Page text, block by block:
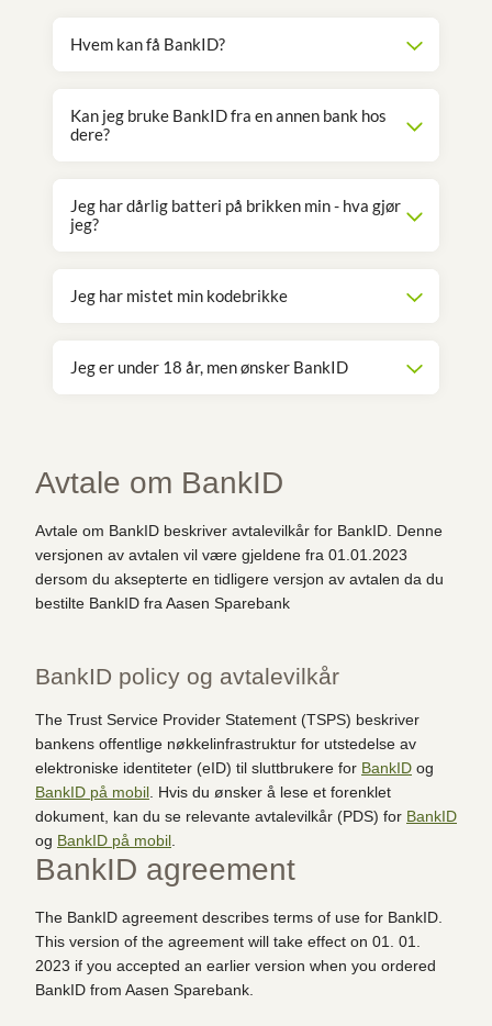
Hvem kan få BankID?
Kan jeg bruke BankID fra en annen bank hos
dere?
Jeg har dårlig batteri på brikken min - hva gjør
jeg?
Jeg har mistet min kodebrikke
Jeg er under 18 år, men ønsker BankID
Avtale om BankID
Avtale om BankID beskriver avtalevilkår for BankID. Denne
versjonen av avtalen vil være gjeldene fra 01.01.2023
dersom du aksepterte en tidligere versjon av avtalen da du
bestilte BankID fra Aasen Sparebank
BankID policy og avtalevilkår
The Trust Service Provider Statement (TSPS) beskriver
bankens offentlige nøkkelinfrastruktur for utstedelse av
elektroniske identiteter (eID) til sluttbrukere for BankID og
BankID på mobil . Hvis du ønsker å lese et forenklet
dokument, kan du se relevante avtalevilkår (PDS) for BankID
og BankID på mobil
BankID agreement
The BankID agreement describes terms of use for BankID.
This version of the agreement will take effect on 01. 01.
2023 if you accepted an earlier version when you ordered
BankID from Aasen Sparebank.